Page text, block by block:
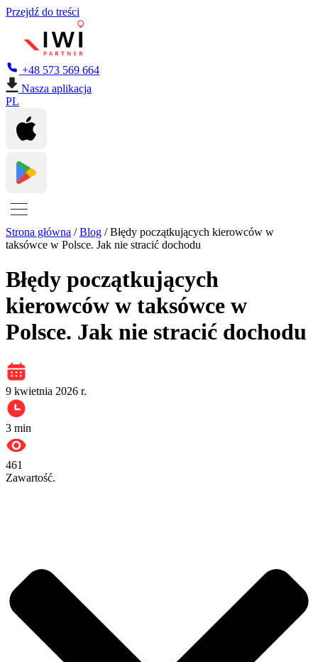
Przejdź do treści
+48 573 569 664
Nasza aplikacja
PL
Strona główna /Blog /Błędy początkujących kierowców w
taksówce w Polsce. Jak nie stracić dochodu
Błędy początkujących
kierowców w taksówce w
Polsce. Jak nie stracić dochodu
9 kwietnia 2026 r.
3 min
461
Zawartość.